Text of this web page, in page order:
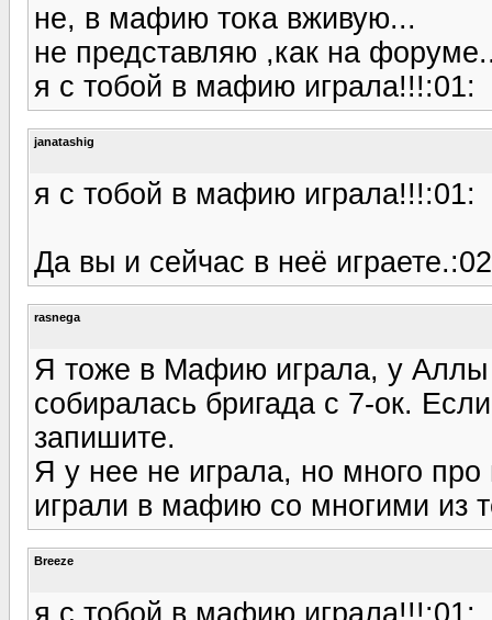
не, в мафию тока вживую...
не представляю ,как на
я с тобой в мафию играла!!!:01:
janatashig
я с тобой в мафию играла!!!:01:
Да вы и сейчас в неё
rasnega
Я тоже в Мафию играла, у Аллы
собиралась бригада с 7-ок.
запишите.
Я у нее не играла, но много
играли в мафию со многими из
Breeze
я с тобой в мафию играла!!!:01: